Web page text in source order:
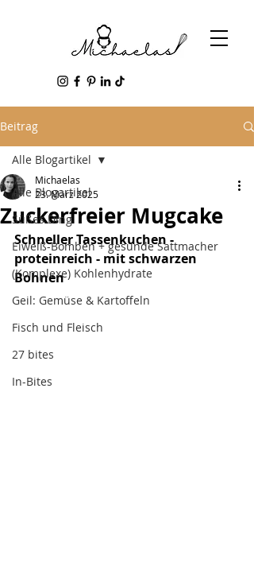
Beitrag
Alle Blogartikel
Süßes Ding
Eiweiß-Bomben + gesunde Sattmacher
(Komplexe) Kohlenhydrate
Geil: Gemüse & Kartoffeln
Fisch und Fleisch
27 bites
In-Bites
Alle Blogartikel
Zuckerfreier Mugcake
Michaelas
23. März 2025
Schneller Tassenkuchen -
proteinreich - mit schwarzen
Bohnen